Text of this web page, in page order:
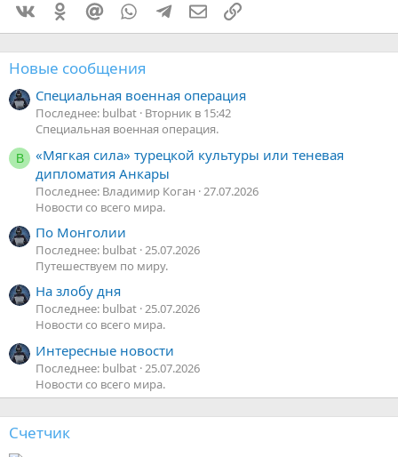
VkontakteOdnoklassniki
Mail.ruWhatsAppTelegramЭлектронная почта
Ссылка
Новые сообщения
Специальная военная операция
Последнее: bulbat Вторник в 15:42
Специальная военная операция.
В
«Мягкая сила» турецкой культуры или теневая
дипломатия Анкары
Последнее: Владимир Коган 27.07.2026
Новости со всего мира.
По Монголии
Последнее: bulbat 25.07.2026
Путешествуем по миру.
На злобу дня
Последнее: bulbat 25.07.2026
Новости со всего мира.
Интересные новости
Последнее: bulbat 25.07.2026
Новости со всего мира.
Счетчик